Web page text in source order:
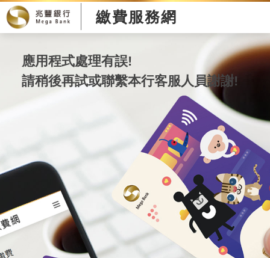
繳費服務網
應用程式處理有誤!
請稍後再試或聯繫本行客服人員謝謝!